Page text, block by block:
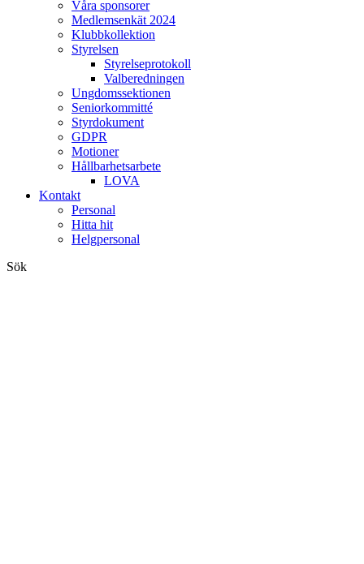
Våra sponsorer
Medlemsenkät 2024
Klubbkollektion
Styrelsen
Styrelseprotokoll
Valberedningen
Ungdomssektionen
Seniorkommitté
Styrdokument
GDPR
Motioner
Hållbarhetsarbete
LOVA
Kontakt
Personal
Hitta hit
Helgpersonal
Sök